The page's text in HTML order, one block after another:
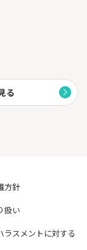
る
方針
扱い
ラスメントに対する